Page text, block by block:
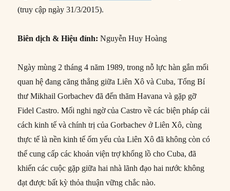
(truy cập ngày 31/3/2015).
Biên dịch & Hiệu đính: Nguyễn Huy Hoàng
Ngày mùng 2 tháng 4 năm 1989, trong nỗ lực hàn gắn mối
quan hệ đang căng thẳng giữa Liên Xô và Cuba, Tổng Bí
thư Mikhail Gorbachev đã đến thăm Havana và gặp gỡ
Fidel Castro. Mối nghi ngờ của Castro về các biện pháp cải
cách kinh tế và chính trị của Gorbachev ở Liên Xô, cùng
thực tế là nền kinh tế ốm yếu của Liên Xô đã không còn có
thể cung cấp các khoản viện trợ khổng lồ cho Cuba, đã
khiến các cuộc gặp giữa hai nhà lãnh đạo hai nước không
đạt được bất kỳ thỏa thuận vững chắc nào.